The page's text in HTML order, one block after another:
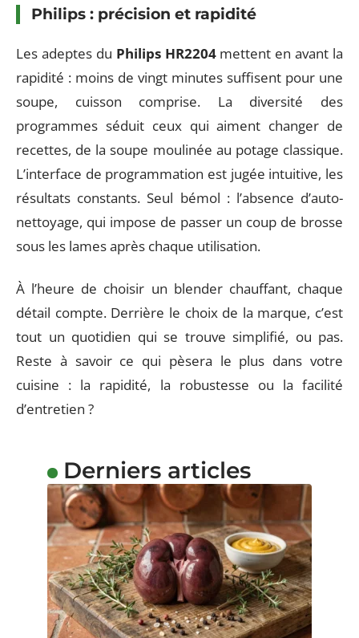
Philips : précision et rapidité
Les adeptes du Philips HR2204mettent en avant la
rapidité : moins de vingt minutes suffisent pour une
soupe, cuisson comprise. La diversité des
programmes séduit ceux qui aiment changer de
recettes, de la soupe moulinée au potage classique.
L’interface de programmation est jugée intuitive, les
résultats constants. Seul bémol : l’absence d’auto-
nettoyage, qui impose de passer un coup de brosse
sous les lames après chaque utilisation.
À l’heure de choisir un blender chauffant, chaque
détail compte. Derrière le choix de la marque, c’est
tout un quotidien qui se trouve simplifié, ou pas.
Reste à savoir ce qui pèsera le plus dans votre
cuisine : la rapidité, la robustesse ou la facilité
d’entretien ?
Derniers articles